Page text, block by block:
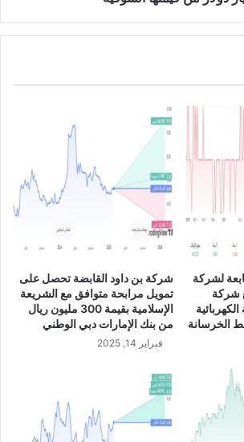
لشركة
شركة
الخرسانة
شركة بن داود القابضة تحصل على
تمويل مرابحة متوافق مع الشريعة
الإسلامية بقيمة 300 مليون ريال
من بنك الإمارات دبي الوطني
فبراير 14, 2025